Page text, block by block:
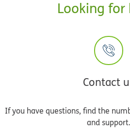
Looking for
Contact
If you have questions, find the
and support.